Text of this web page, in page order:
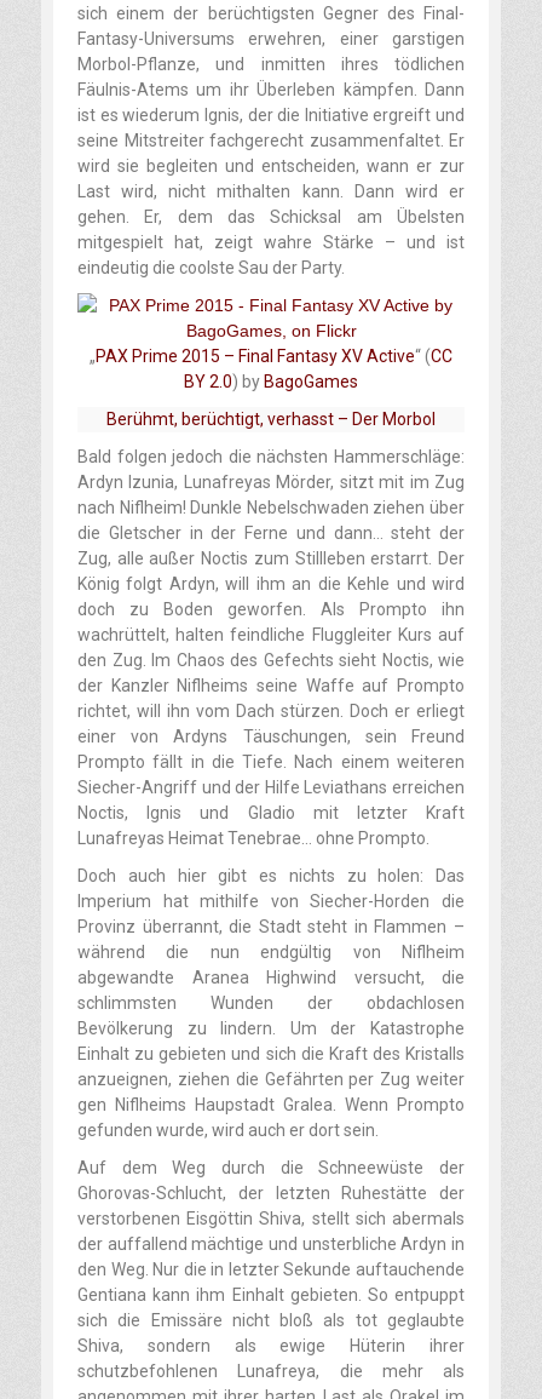
sich einem der berüchtigsten Gegner des Final-
Fantasy-Universums erwehren, einer garstigen
Morbol-Pflanze, und inmitten ihres tödlichen
Fäulnis-Atems um ihr Überleben kämpfen. Dann
ist es wiederum Ignis, der die Initiative ergreift und
seine Mitstreiter fachgerecht zusammenfaltet. Er
wird sie begleiten und entscheiden, wann er zur
Last wird, nicht mithalten kann. Dann wird er
gehen. Er, dem das Schicksal am Übelsten
mitgespielt hat, zeigt wahre Stärke – und ist
eindeutig die coolste Sau der Party.
„PAX Prime 2015 – Final Fantasy XV Active“ (CC
BY 2.0) by BagoGames
Berühmt, berüchtigt, verhasst – Der Morbol
Bald folgen jedoch die nächsten Hammerschläge:
Ardyn Izunia, Lunafreyas Mörder, sitzt mit im Zug
nach Niflheim! Dunkle Nebelschwaden ziehen über
die Gletscher in der Ferne und dann… steht der
Zug, alle außer Noctis zum Stillleben erstarrt. Der
König folgt Ardyn, will ihm an die Kehle und wird
doch zu Boden geworfen. Als Prompto ihn
wachrüttelt, halten feindliche Fluggleiter Kurs auf
den Zug. Im Chaos des Gefechts sieht Noctis, wie
der Kanzler Niflheims seine Waffe auf Prompto
richtet, will ihn vom Dach stürzen. Doch er erliegt
einer von Ardyns Täuschungen, sein Freund
Prompto fällt in die Tiefe. Nach einem weiteren
Siecher-Angriff und der Hilfe Leviathans erreichen
Noctis, Ignis und Gladio mit letzter Kraft
Lunafreyas Heimat Tenebrae… ohne Prompto.
Doch auch hier gibt es nichts zu holen: Das
Imperium hat mithilfe von Siecher-Horden die
Provinz überrannt, die Stadt steht in Flammen –
während die nun endgültig von Niflheim
abgewandte Aranea Highwind versucht, die
schlimmsten Wunden der obdachlosen
Bevölkerung zu lindern. Um der Katastrophe
Einhalt zu gebieten und sich die Kraft des Kristalls
anzueignen, ziehen die Gefährten per Zug weiter
gen Niflheims Haupstadt Gralea. Wenn Prompto
gefunden wurde, wird auch er dort sein.
Auf dem Weg durch die Schneewüste der
Ghorovas-Schlucht, der letzten Ruhestätte der
verstorbenen Eisgöttin Shiva, stellt sich abermals
der auffallend mächtige und unsterbliche Ardyn in
den Weg. Nur die in letzter Sekunde auftauchende
Gentiana kann ihm Einhalt gebieten. So entpuppt
sich die Emissäre nicht bloß als tot geglaubte
Shiva, sondern als ewige Hüterin ihrer
schutzbefohlenen Lunafreya, die mehr als